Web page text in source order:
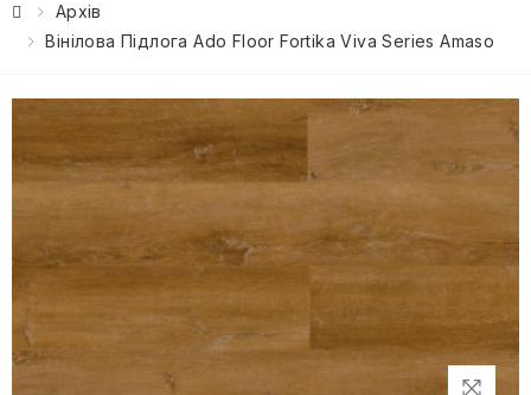
Архів
Вінілова Підлога Ado Floor Fortika Viva Series Amaso